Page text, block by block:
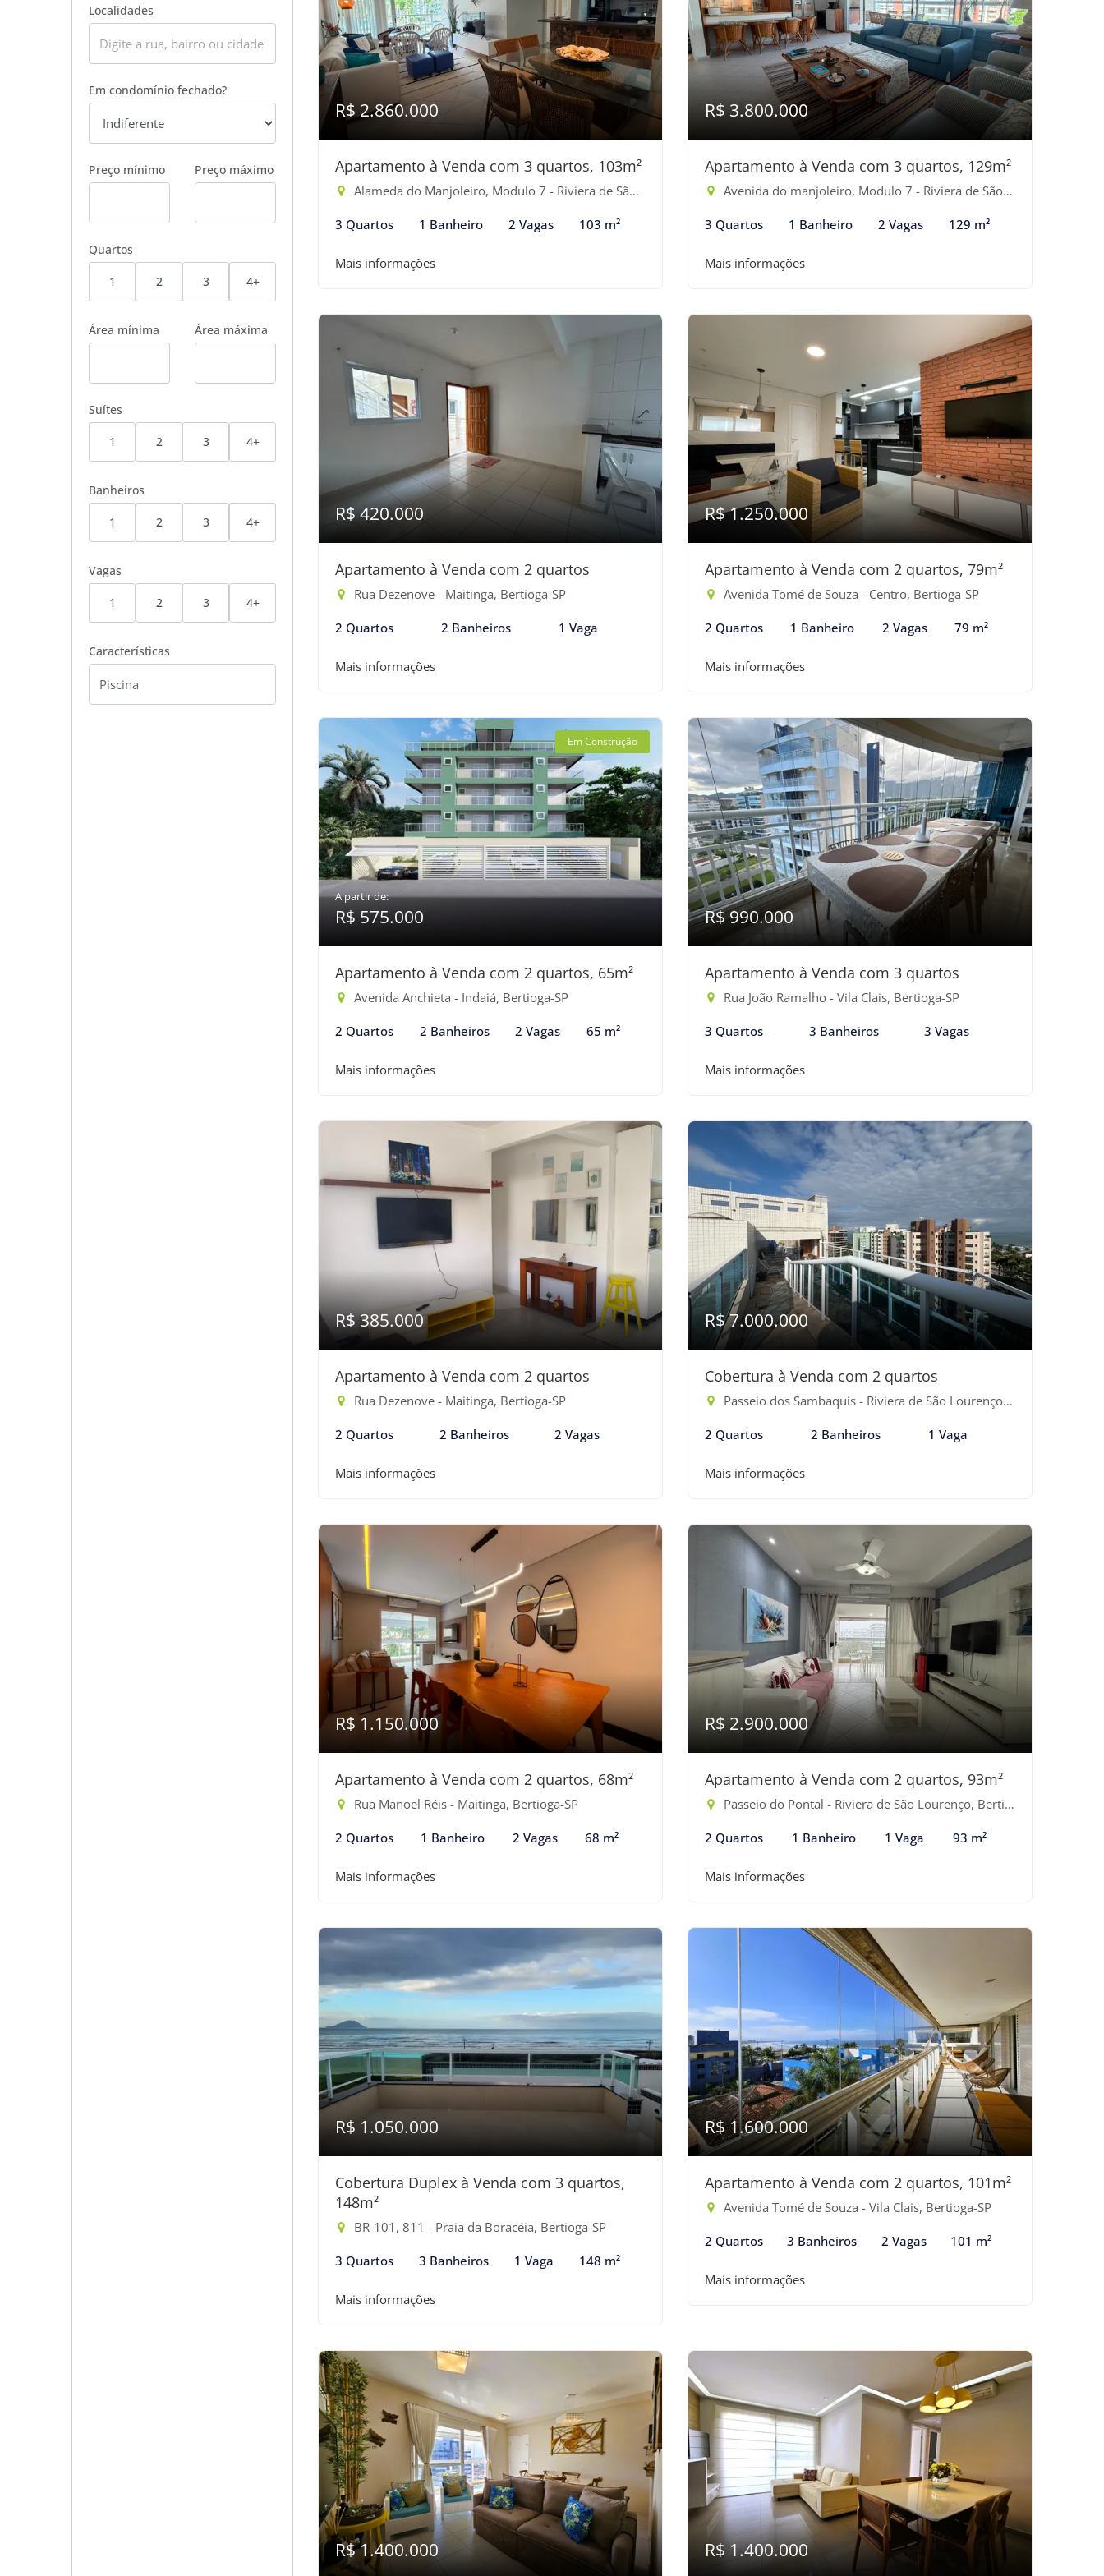
Localidades
Em condomínio fechado?
Preço mínimo Preço máximo
Quartos
1 2 3 4+
Área mínima Área máxima
Suítes
1 2 3 4+
Banheiros
1 2 3 4+
Vagas
1 2 3 4+
Características
R$ 2.860.000
Apartamento à Venda com 3 quartos, 103m²
Alameda do Manjoleiro, Modulo 7 - Riviera de São Lourenço, Bertioga-SP
3 Quartos 1 Banheiro 2 Vagas 103 m²
Mais informações
R$ 3.800.000
Apartamento à Venda com 3 quartos, 129m²
Avenida do manjoleiro, Modulo 7 - Riviera de São Lourenço, Bertioga-SP
3 Quartos 1 Banheiro 2 Vagas 129 m²
Mais informações
R$ 420.000
Apartamento à Venda com 2 quartos
Rua Dezenove - Maitinga, Bertioga-SP
2 Quartos 2 Banheiros 1 Vaga
Mais informações
R$ 1.250.000
Apartamento à Venda com 2 quartos, 79m²
Avenida Tomé de Souza - Centro, Bertioga-SP
2 Quartos 1 Banheiro 2 Vagas 79 m²
Mais informações
Em Construção
A partir de:
R$ 575.000
Apartamento à Venda com 2 quartos, 65m²
Avenida Anchieta - Indaiá, Bertioga-SP
2 Quartos 2 Banheiros 2 Vagas 65 m²
Mais informações
R$ 990.000
Apartamento à Venda com 3 quartos
Rua João Ramalho - Vila Clais, Bertioga-SP
3 Quartos 3 Banheiros 3 Vagas
Mais informações
R$ 385.000
Apartamento à Venda com 2 quartos
Rua Dezenove - Maitinga, Bertioga-SP
2 Quartos 2 Banheiros 2 Vagas
Mais informações
R$ 7.000.000
Cobertura à Venda com 2 quartos
Passeio dos Sambaquis - Riviera de São Lourenço, Bertioga-SP
2 Quartos 2 Banheiros 1 Vaga
Mais informações
R$ 1.150.000
Apartamento à Venda com 2 quartos, 68m²
Rua Manoel Réis - Maitinga, Bertioga-SP
2 Quartos 1 Banheiro 2 Vagas 68 m²
Mais informações
R$ 2.900.000
Apartamento à Venda com 2 quartos, 93m²
Passeio do Pontal - Riviera de São Lourenço, Bertioga-SP
2 Quartos 1 Banheiro 1 Vaga 93 m²
Mais informações
R$ 1.050.000
Cobertura Duplex à Venda com 3 quartos,
148m²
BR-101, 811 - Praia da Boracéia, Bertioga-SP
3 Quartos 3 Banheiros 1 Vaga 148 m²
Mais informações
R$ 1.600.000
Apartamento à Venda com 2 quartos, 101m²
Avenida Tomé de Souza - Vila Clais, Bertioga-SP
2 Quartos 3 Banheiros 2 Vagas 101 m²
Mais informações
R$ 1.400.000 R$ 1.400.000